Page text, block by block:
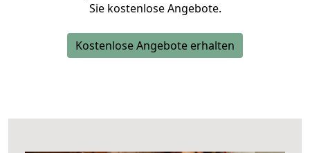
Sie kostenlose Angebote.
Kostenlose Angebote erhalten